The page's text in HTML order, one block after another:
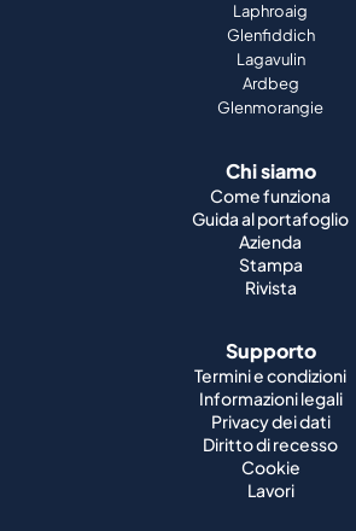
Laphroaig
Glenfiddich
Lagavulin
Ardbeg
Glenmorangie
Chi siamo
Come funziona
Guida al portafoglio
Azienda
Stampa
Rivista
Supporto
Termini e condizioni
Informazioni legali
Privacy dei dati
Diritto di recesso
Cookie
Lavori